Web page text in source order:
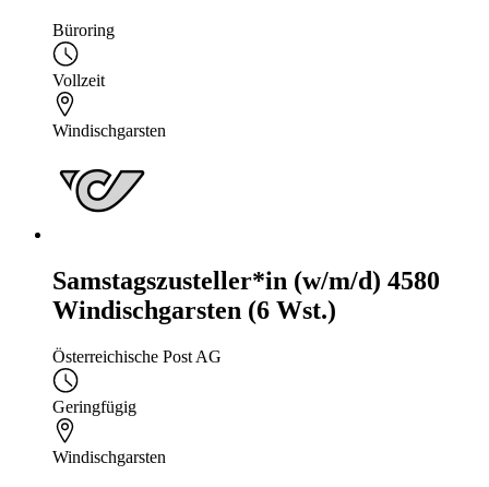
Büroring
Vollzeit
Windischgarsten
Samstagszusteller*in (w/m/d) 4580
Windischgarsten (6 Wst.)
Österreichische Post AG
Geringfügig
Windischgarsten